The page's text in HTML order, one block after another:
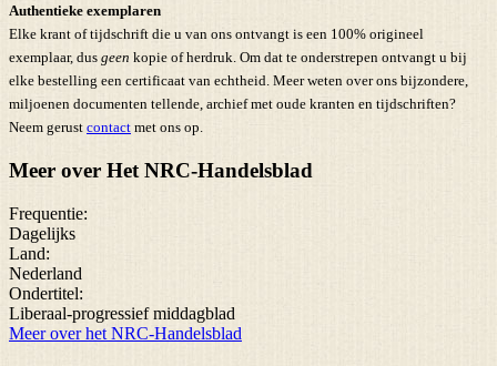
Authentieke exemplaren
Elke krant of tijdschrift die u van ons ontvangt is een 100% origineel
exemplaar, dus geen kopie of herdruk. Om dat te onderstrepen ontvangt u bij
elke bestelling een certificaat van echtheid. Meer weten over ons bijzondere,
miljoenen documenten tellende, archief met oude kranten en tijdschriften?
Neem gerust contact met ons op.
Meer over Het NRC-Handelsblad
Frequentie:
Dagelijks
Land:
Nederland
Ondertitel:
Liberaal-progressief middagblad
Meer over het NRC-Handelsblad